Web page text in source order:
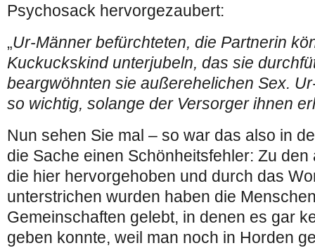
Psychosack hervorgezaubert:
„Ur-Männer befürchteten, die Partnerin
Kuckuckskind unterjubeln, das sie
beargwöhnten sie außerehelichen Sex.
so wichtig, solange der Versorger ihnen
Nun sehen Sie mal – so war das also in
die Sache einen Schönheitsfehler: Zu
die hier hervorgehoben und durch das
unterstrichen wurden haben die
Gemeinschaften gelebt, in denen es gar
geben konnte, weil man noch in Horden